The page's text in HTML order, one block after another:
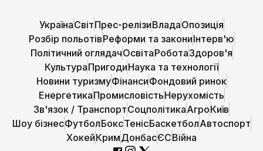
УкраїнаСвітПрес-релізиВладаОпозиція
Розбір польотівРеформи та закониІнтерв'ю
Політичний оглядачОсвітаРоботаЗдоров'я
КультураПригодиНаука та технології
Новини туризмуФінансиФондовий ринок
ЕнергетикаПромисловістьНерухомість
Зв'язок / ТранспортСоцполітикаАгроКиїв
Шоу бізнесФутболБоксТенісБаскетболАвтоспорт
ХокейКримДонбасЄСВійна